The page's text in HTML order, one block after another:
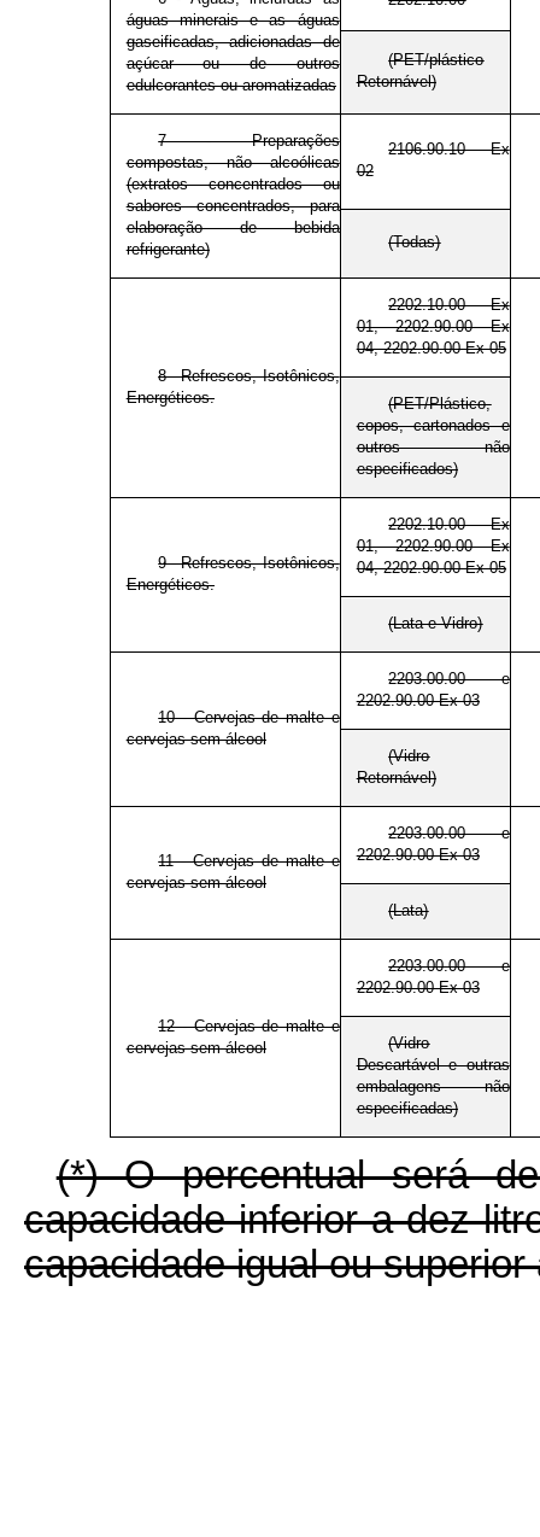
águas minerais e as águas
gaseificadas, adicionadas de
açúcar ou de outros
edulcorantes ou aromatizadas
(PET/plástico
Retornável)
7 - Preparações
compostas, não alcoólicas
(extratos concentrados ou
sabores concentrados, para
elaboração de bebida
refrigerante)
2106.90.10 Ex
02
(Todas)
8 - Refrescos, Isotônicos,
Energéticos.
2202.10.00 Ex
01, 2202.90.00 Ex
04, 2202.90.00 Ex 05
(PET/Plástico,
copos, cartonados e
outros não
especificados)
9 - Refrescos, Isotônicos,
Energéticos.
2202.10.00 Ex
01, 2202.90.00 Ex
04, 2202.90.00 Ex 05
(Lata e Vidro)
10 - Cervejas de malte e
cervejas sem álcool
2203.00.00 e
2202.90.00 Ex 03
(Vidro
Retornável)
11 - Cervejas de malte e
cervejas sem álcool
2203.00.00 e
2202.90.00 Ex 03
(Lata)
12 - Cervejas de malte e
cervejas sem álcool
2203.00.00 e
2202.90.00 Ex 03
(Vidro
Descartável e outras
embalagens não
especificadas)
(*) O percentual será
capacidade inferior a dez
capacidade igual ou superior